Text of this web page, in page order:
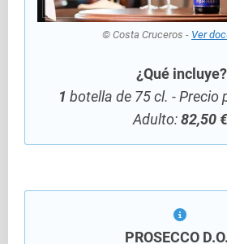
© Costa Cruceros - Ver
¿Qué incluye?
1 botella de 75 cl. - Precio
Adulto:82,50
PROSECCO